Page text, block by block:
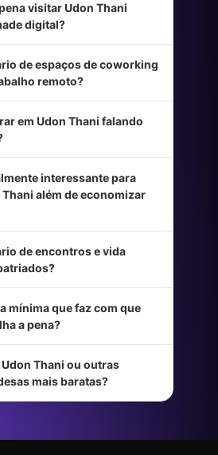
visitar Udon Thani
digital?
de espaços de coworking
remoto?
em Udon Thani falando
interessante para
além de economizar
de encontros e vida
mínima que faz com que
a pena?
Thani ou outras
mais baratas?